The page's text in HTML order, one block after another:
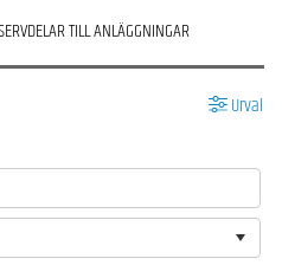
TILL ANLÄGGNINGAR
Urval